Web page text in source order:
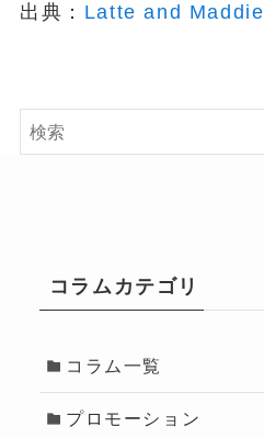
出典： Latte and Maddie
コラムカテゴリ
コラム一覧
プロモーション